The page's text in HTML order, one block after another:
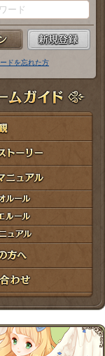
ドを忘れた方
ー
ル